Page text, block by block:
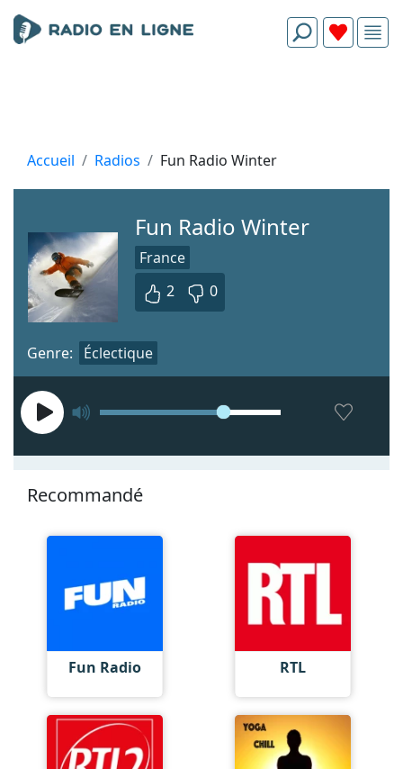
Accueil Radios Fun Radio Winter
Fun Radio Winter
France
2
0
Genre: Éclectique
Recommandé
Fun Radio RTL